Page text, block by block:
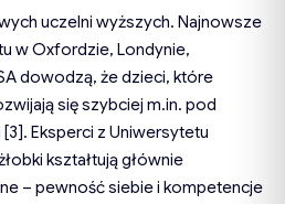
uczelni wyższych. Najnowsze
w Oxfordzie, Londynie,
dowodzą, że dzieci, które
się szybciej m.in. pod
Eksperci z Uniwersytetu
kształtują głównie
– pewność siebie i kompetencje